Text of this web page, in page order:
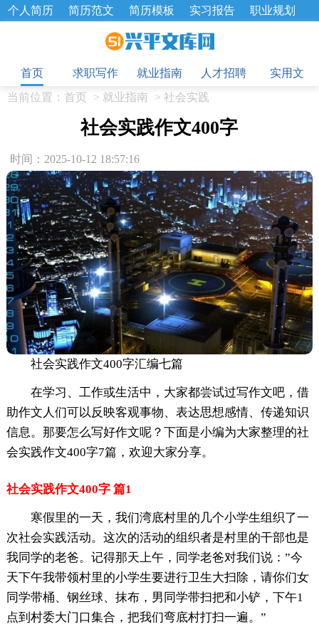
个人简历 简历范文 简历模板 实习报告
职业规划
招聘选拔 绩效考核 企业文化
工作总结
辞职报告
首页
求职写作 就业指南 人才招聘
实用文
当前位置： 首页 > 就业指南 > 社会实践
社会实践作文400字
时间：2025-10-12 18:57:16
社会实践作文400字汇编七篇
在学习、工作或生活中，大家都尝试过写作文吧，借
助作文人们可以反映客观事物、表达思想感情、传递知识
信息。那要怎么写好作文呢？下面是小编为大家整理的社
会实践作文400字7篇，欢迎大家分享。
社会实践作文400字 篇1
寒假里的一天，我们湾底村里的几个小学生组织了一
次社会实践活动。这次的活动的组织者是村里的干部也是
我同学的老爸。记得那天上午，同学老爸对我们说：”今
天下午我带领村里的小学生要进行卫生大扫除，请你们女
同学带桶、钢丝球、抹布，男同学带扫把和小铲，下午1
点到村委大门口集合，把我们弯底村打扫一遍。”